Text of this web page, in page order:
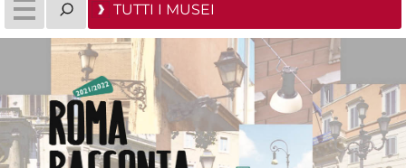
TUTTI I MUSEI